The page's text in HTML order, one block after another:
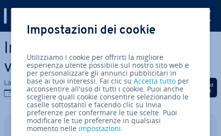
Vai al contenuto prin­ci­pa­le
In-memory database: ar­chi­
via­zio­ne di Big Data
La redazione di IONOS
28 mag 2019
Condividi via Facebook
Condividi via Twitter
Condividi via
Indice
Impostazioni dei cookie
Utilizziamo i cookie per offrirti la migliore
esperienza utente possibile sul nostro sito web e
per personalizzare gli annunci pubblicitari in
base ai tuoi interessi. Fai clic suAccetta tutto per
acconsentire all'uso di tutti i cookie. Puoi anche
scegliere quali cookie consentire selezionando le
caselle sottostanti e facendo clic su Invia
preferenze per confermare le tue scelte. Puoi
modificare le tue preferenze in qualsiasi
momento nelle impostazioni.